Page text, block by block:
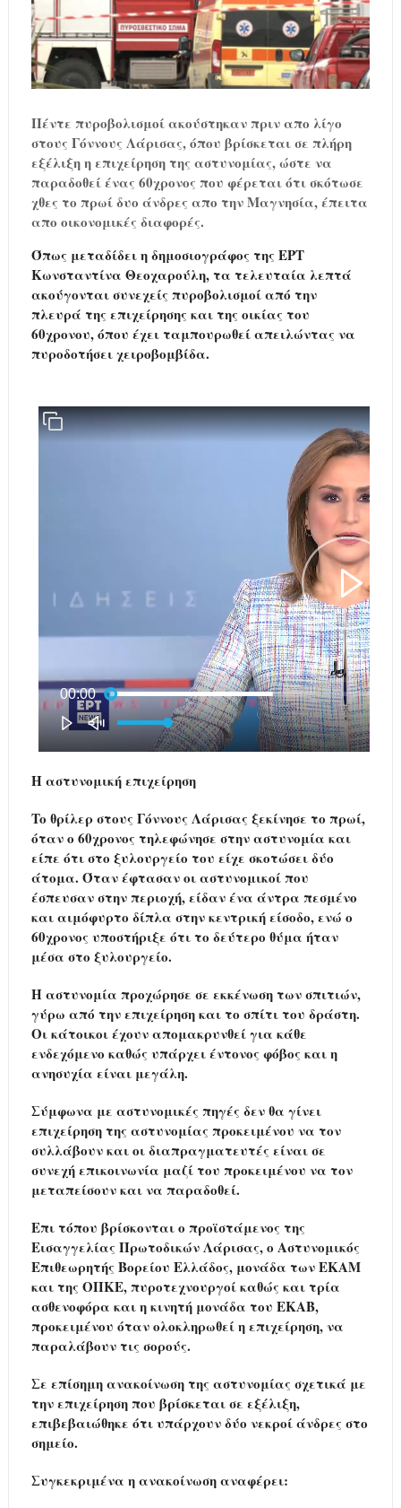
Πέντε πυροβολισμοί ακούστηκαν πριν απο λίγο
στους Γόννους Λάρισας, όπου βρίσκεται σε πλήρη
εξέλιξη η επιχείρηση της αστυνομίας, ώστε να
παραδοθεί ένας 60χρονος που φέρεται ότι σκότωσε
χθες το πρωί δυο άνδρες απο την Μαγνησία, έπειτα
απο οικονομικές διαφορές.
Όπως μεταδίδει η δημοσιογράφος της ΕΡΤ
Κωνσταντίνα Θεοχαρούλη, τα τελευταία λεπτά
ακούγονται συνεχείς πυροβολισμοί από την
πλευρά της επιχείρησης και της οικίας του
60χρονου, όπου έχει ταμπουρωθεί απειλώντας να
πυροδοτήσει χειροβομβίδα.
Η αστυνομική επιχείρηση
To θρίλερ στους Γόννους Λάρισας ξεκίνησε το πρωί,
όταν ο 60χρονος τηλεφώνησε στην αστυνομία και
είπε ότι στο ξυλουργείο του είχε σκοτώσει δύο
άτομα. Όταν έφτασαν οι αστυνομικοί που
έσπευσαν στην περιοχή, είδαν ένα άντρα πεσμένο
και αιμόφυρτο δίπλα στην κεντρική είσοδο, ενώ ο
60χρονος υποστήριξε ότι το δεύτερο θύμα ήταν
μέσα στο ξυλουργείο.
Η αστυνομία προχώρησε σε εκκένωση των σπιτιών,
γύρω από την επιχείρηση και το σπίτι του δράστη.
Οι κάτοικοι έχουν απομακρυνθεί για κάθε
ενδεχόμενο καθώς υπάρχει έντονος φόβος και η
ανησυχία είναι μεγάλη.
Σύμφωνα με αστυνομικές πηγές δεν θα γίνει
επιχείρηση της αστυνομίας προκειμένου να τον
συλλάβουν και οι διαπραγματευτές είναι σε
συνεχή επικοινωνία μαζί του προκειμένου να τον
μεταπείσουν και να παραδοθεί.
Επι τόπου βρίσκονται ο προϊστάμενος της
Εισαγγελίας Πρωτοδικών Λάρισας, ο Αστυνομικός
Επιθεωρητής Βορείου Ελλάδος, μονάδα των ΕΚΑΜ
και της ΟΠΚΕ, πυροτεχνουργοί καθώς και τρία
ασθενοφόρα και η κινητή μονάδα του ΕΚΑΒ,
προκειμένου όταν ολοκληρωθεί η επιχείρηση, να
παραλάβουν τις σορούς.
Σε επίσημη ανακοίνωση της αστυνομίας σχετικά με
την επιχείρηση που βρίσκεται σε εξέλιξη,
επιβεβαιώθηκε ότι υπάρχουν δύο νεκροί άνδρες στο
σημείο.
Συγκεκριμένα η ανακοίνωση αναφέρει: